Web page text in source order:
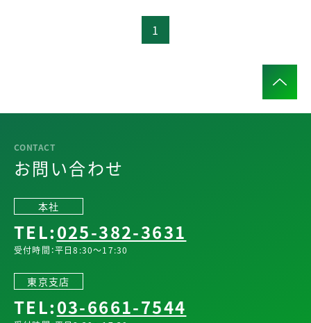
1
お問い合わせ
本社
TEL:025-382-3631
受付時間：平日8:30～17:30
東京支店
TEL:03-6661-7544